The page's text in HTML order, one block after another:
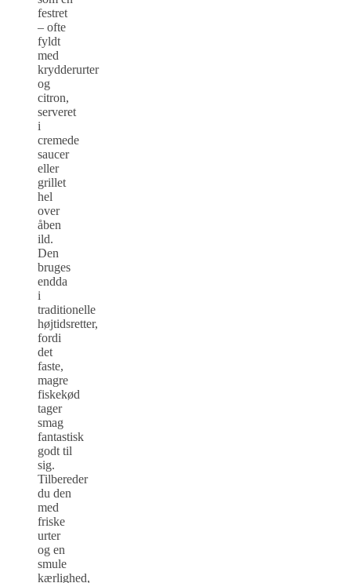
festret
– ofte
fyldt
med
krydderurter
og
citron,
serveret
i
cremede
saucer
eller
grillet
hel
over
åben
ild.
Den
bruges
endda
i
traditionelle
højtidsretter,
fordi
det
faste,
magre
fiskekød
tager
smag
fantastisk
godt til
sig.
Tilbereder
du den
med
friske
urter
og en
smule
kærlighed,